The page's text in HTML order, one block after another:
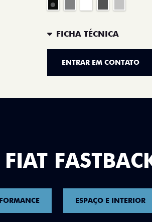
FICHA TÉCNICA
ENTRAR EM CONTATO
ESPAÇO E INTERIOR